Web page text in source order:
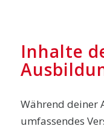
Inhalte
Während deiner
umfassendes